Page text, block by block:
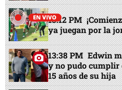
13:12 PM
ya juegan por la
13:38 PM Edwin
y no pudo cumplir
15 años de su hija